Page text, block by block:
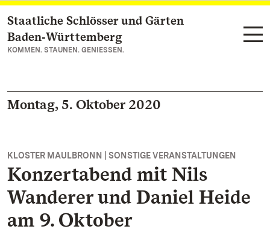
Zum Hauptinhalt springen
Staatliche Schlösser und Gärten
Baden‑Württemberg
KOMMEN. STAUNEN. GENIESSEN.
Montag, 5. Oktober 2020
KLOSTER MAULBRONN | SONSTIGE VERANSTALTUNGEN
Konzertabend mit Nils
Wanderer und Daniel Heide
am 9. Oktober